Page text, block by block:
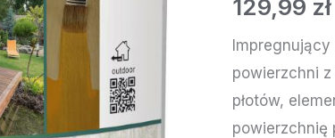
129,99 zł
powierzchni
płotów,
powierzchnię
L